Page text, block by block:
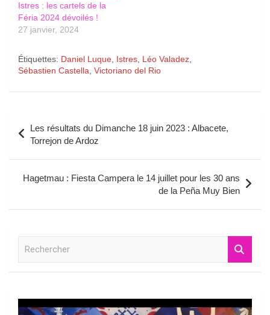
Istres : les cartels de la
Féria 2024 dévoilés !
27 janvier, 2024
Étiquettes: Daniel Luque, Istres, Léo Valadez,
Sébastien Castella, Victoriano del Rio
de
l’article
Les résultats du Dimanche 18 juin 2023 : Albacete,
Torrejon de Ardoz
Hagetmau : Fiesta Campera le 14 juillet pour les 30 ans
de la Peña Muy Bien
r